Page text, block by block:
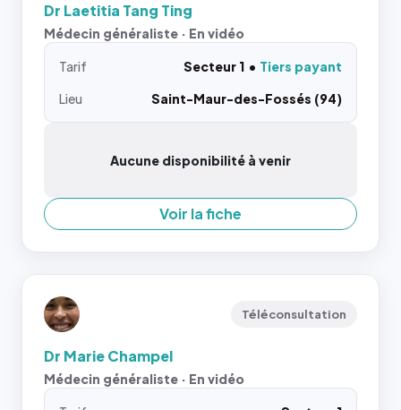
Dr Laetitia Tang Ting
Médecin généraliste · En vidéo
Tarif Secteur 1
Tiers payant
Lieu
Saint-Maur-des-Fossés (94)
Aucune disponibilité à venir
Voir la fiche
Téléconsultation
Dr Marie Champel
Médecin généraliste · En vidéo